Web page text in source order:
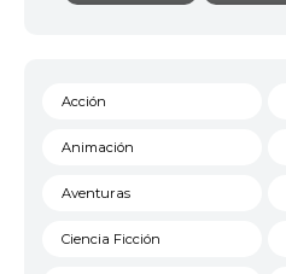
Acción
Animación
Aventuras
Ciencia Ficción